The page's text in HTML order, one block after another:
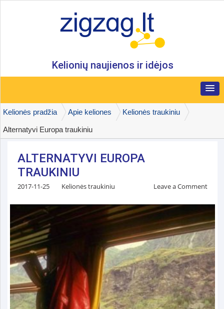
Kelionių naujienos ir idėjos
Kelionės pradžia Apie keliones Kelionės traukiniu
Alternatyvi Europa traukiniu
ALTERNATYVI EUROPA
TRAUKINIU
2017-11-25 Kelionės traukiniu Leave a Comment